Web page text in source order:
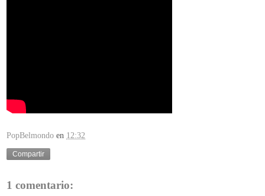
PopBelmondo en 12:32
Compartir
1 comentario: